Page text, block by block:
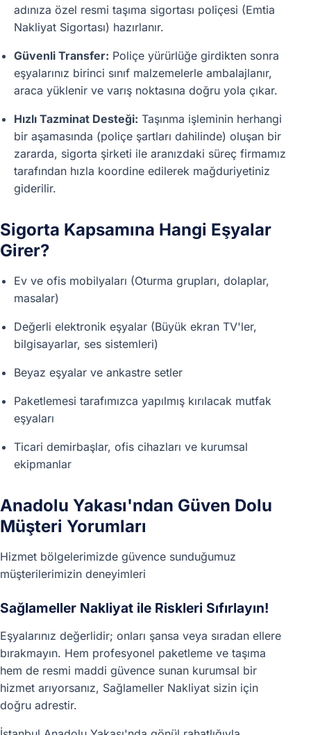
adınıza özel resmi taşıma sigortası poliçesi (Emtia
Nakliyat Sigortası) hazırlanır.
Güvenli Transfer: Poliçe yürürlüğe girdikten sonra
eşyalarınız birinci sınıf malzemelerle ambalajlanır,
araca yüklenir ve varış noktasına doğru yola çıkar.
Hızlı Tazminat Desteği: Taşınma işleminin herhangi
bir aşamasında (poliçe şartları dahilinde) oluşan bir
zararda, sigorta şirketi ile aranızdaki süreç firmamız
tarafından hızla koordine edilerek mağduriyetiniz
giderilir.
Sigorta Kapsamına Hangi Eşyalar
Girer?
Ev ve ofis mobilyaları (Oturma grupları, dolaplar,
masalar)
Değerli elektronik eşyalar (Büyük ekran TV'ler,
bilgisayarlar, ses sistemleri)
Beyaz eşyalar ve ankastre setler
Paketlemesi tarafımızca yapılmış kırılacak mutfak
eşyaları
Ticari demirbaşlar, ofis cihazları ve kurumsal
ekipmanlar
Anadolu Yakası'ndan Güven Dolu
Müşteri Yorumları
Hizmet bölgelerimizde güvence sunduğumuz
müşterilerimizin deneyimleri
Sağlameller Nakliyat ile Riskleri Sıfırlayın!
Eşyalarınız değerlidir; onları şansa veya sıradan ellere
bırakmayın. Hem profesyonel paketleme ve taşıma
hem de resmi maddi güvence sunan kurumsal bir
hizmet arıyorsanız, Sağlameller Nakliyat sizin için
doğru adrestir.